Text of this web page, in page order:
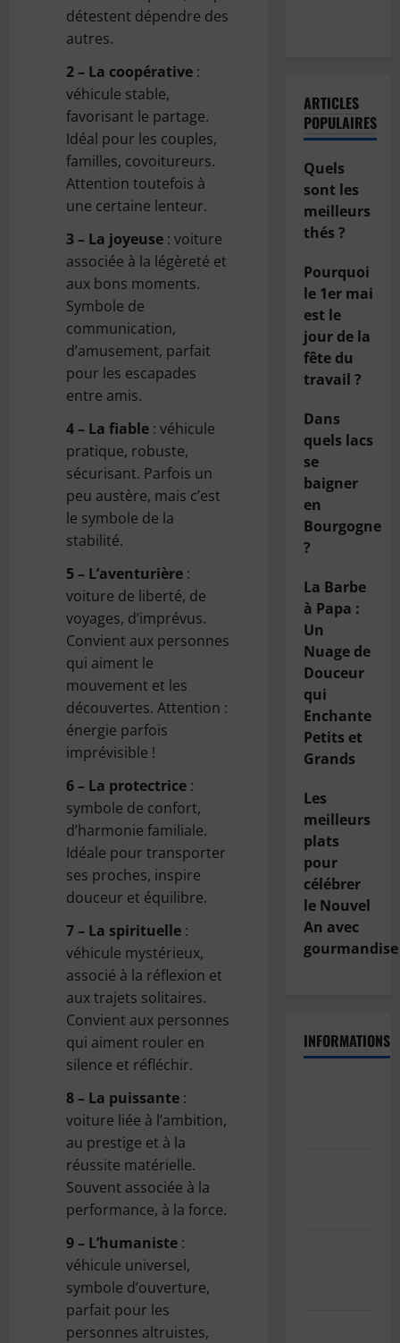
détestent dépendre des
autres.
2 – La coopérative :
véhicule stable,
favorisant le partage.
Idéal pour les couples,
familles, covoitureurs.
Attention toutefois à
une certaine lenteur.
3 – La joyeuse : voiture
associée à la légèreté et
aux bons moments.
Symbole de
communication,
d’amusement, parfait
pour les escapades
entre amis.
4 – La fiable : véhicule
pratique, robuste,
sécurisant. Parfois un
peu austère, mais c’est
le symbole de la
stabilité.
5 – L’aventurière :
voiture de liberté, de
voyages, d’imprévus.
Convient aux personnes
qui aiment le
mouvement et les
découvertes. Attention :
énergie parfois
imprévisible !
6 – La protectrice :
symbole de confort,
d’harmonie familiale.
Idéale pour transporter
ses proches, inspire
douceur et équilibre.
7 – La spirituelle :
véhicule mystérieux,
associé à la réflexion et
aux trajets solitaires.
Convient aux personnes
qui aiment rouler en
silence et réfléchir.
8 – La puissante :
voiture liée à l’ambition,
au prestige et à la
réussite matérielle.
Souvent associée à la
performance, à la force.
9 – L’humaniste :
véhicule universel,
symbole d’ouverture,
parfait pour les
personnes altruistes,
ARTICLES
POPULAIRES
Quels
sont les
meilleurs
thés ?
Pourquoi
le 1er mai
est le
jour de la
fête du
travail ?
Dans
quels lacs
se
baigner
en
Bourgogne
?
La Barbe
à Papa :
Un
Nuage de
Douceur
qui
Enchante
Petits et
Grands
Les
meilleurs
plats
pour
célébrer
le Nouvel
An avec
gourmandise
INFORMATIONS